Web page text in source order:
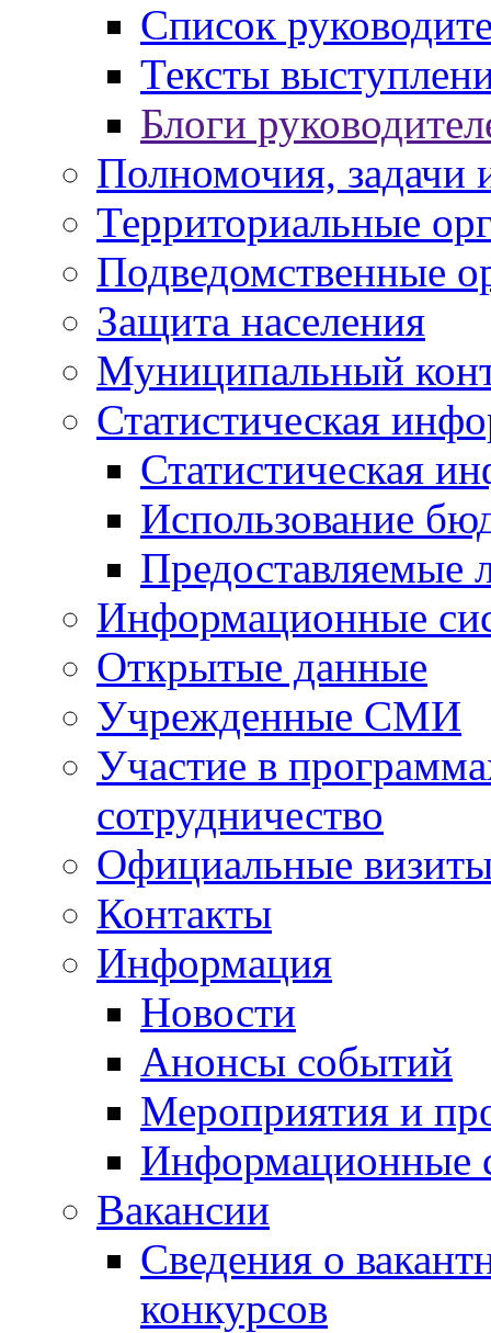
Список
Тексты
Блоги
Полномочия, задачи
Территориальные
Подведомственные
Защита населения
Муниципальный
Статистическая
Статистическая
Использование
Предоставляемые
Информационные
Открытые данные
Учрежденные СМИ
Участие в
сотрудничество
Официальные
Контакты
Информация
Новости
Анонсы событий
Мероприятия и
Информационные
Вакансии
Сведения о
конкурсов